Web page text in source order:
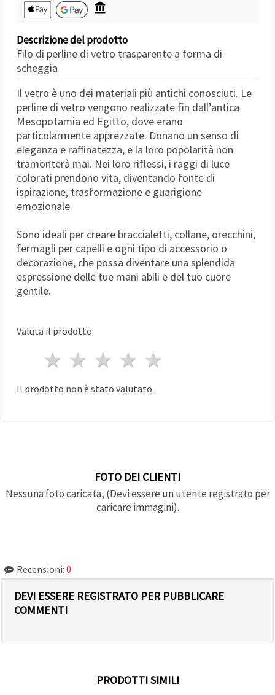
art.it/information/about-
cookies
Accetta
tutto
Descrizione del prodotto
Filo di perline di vetro trasparente a forma di
scheggia
Il vetro è uno dei materiali più antichi conosciuti. Le
perline di vetro vengono realizzate fin dall’antica
Mesopotamia ed Egitto, dove erano
particolarmente apprezzate. Donano un senso di
eleganza e raffinatezza, e la loro popolarità non
tramonterà mai. Nei loro riflessi, i raggi di luce
colorati prendono vita, diventando fonte di
ispirazione, trasformazione e guarigione
emozionale.
Sono ideali per creare braccialetti, collane, orecchini,
fermagli per capelli e ogni tipo di accessorio o
decorazione, che possa diventare una splendida
espressione delle tue mani abili e del tuo cuore
gentile.
Valuta il prodotto:
4 stelle
3 stelle
2 stelle
1 stella
Il prodotto non è stato valutato.
FOTO DEI CLIENTI
Nessuna foto caricata, (Devi essere un utente registrato per
caricare immagini).
Recensioni: 0
DEVI ESSERE REGISTRATO PER PUBBLICARE
COMMENTI
PRODOTTI SIMILI